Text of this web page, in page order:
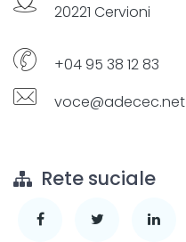
20221 Cervioni
+04 95 38 12 83
voce@adecec.net
Rete suciale